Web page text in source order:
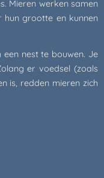
Mieren werken samen
grootte en kunnen
nest te bouwen. Je
er voedsel (zoals
is, redden mieren zich